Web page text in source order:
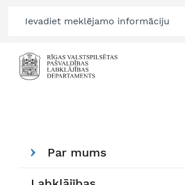
Par mums